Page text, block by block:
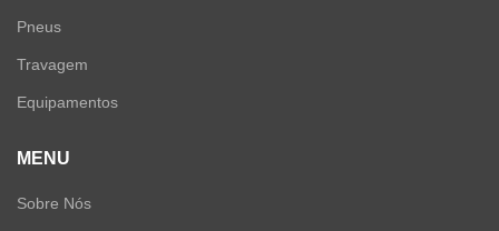
Pneus
Travagem
Equipamentos
MENU
Sobre Nós